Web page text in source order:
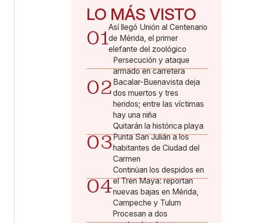
LO MÁS VISTO
01Así llegó Unión al Centenario
de Mérida, el primer
elefante del zoológico
02
Persecución y ataque
armado en carretera
Bacalar-Buenavista deja
dos muertos y tres
heridos; entre las víctimas
hay una niña
03
Quitarán la histórica playa
Punta San Julián a los
habitantes de Ciudad del
Carmen
04
Continúan los despidos en
el Tren Maya: reportan
nuevas bajas en Mérida,
Campeche y Tulum
Procesan a dos